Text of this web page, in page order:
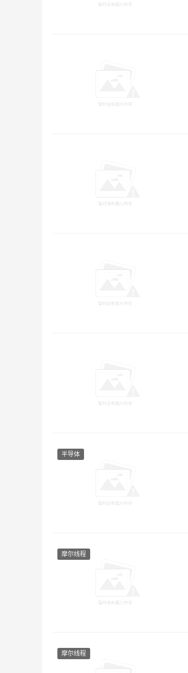
半导体
摩尔线程
摩尔线程